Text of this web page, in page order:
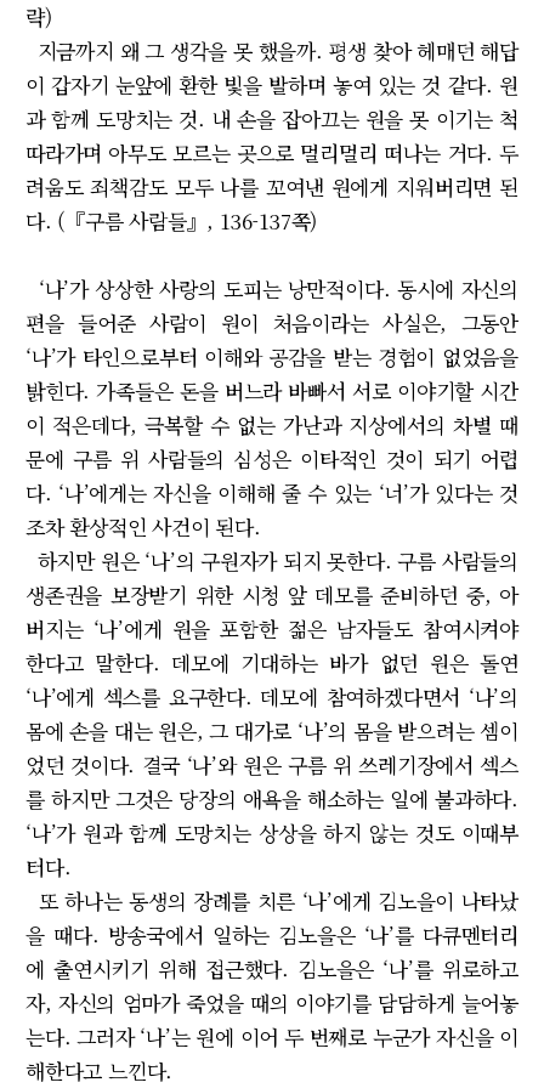
략)
지금까지 왜 그 생각을 못 했을까. 평생 찾아 헤매던 해답
이 갑자기 눈앞에 환한 빛을 발하며 놓여 있는 것 같다. 원
과 함께 도망치는 것. 내 손을 잡아끄는 원을 못 이기는 척
따라가며 아무도 모르는 곳으로 멀리멀리 떠나는 거다. 두
려움도 죄책감도 모두 나를 꼬여낸 원에게 지워버리면 된
다. (『구름 사람들』, 136-137쪽)
‘나’가 상상한 사랑의 도피는 낭만적이다. 동시에 자신의
편을 들어준 사람이 원이 처음이라는 사실은, 그동안
‘나’가 타인으로부터 이해와 공감을 받는 경험이 없었음을
밝힌다. 가족들은 돈을 버느라 바빠서 서로 이야기할 시간
이 적은데다, 극복할 수 없는 가난과 지상에서의 차별 때
문에 구름 위 사람들의 심성은 이타적인 것이 되기 어렵
다. ‘나’에게는 자신을 이해해 줄 수 있는 ‘너’가 있다는 것
조차 환상적인 사건이 된다.
하지만 원은 ‘나’의 구원자가 되지 못한다. 구름 사람들의
생존권을 보장받기 위한 시청 앞 데모를 준비하던 중, 아
버지는 ‘나’에게 원을 포함한 젊은 남자들도 참여시켜야
한다고 말한다. 데모에 기대하는 바가 없던 원은 돌연
‘나’에게 섹스를 요구한다. 데모에 참여하겠다면서 ‘나’의
몸에 손을 대는 원은, 그 대가로 ‘나’의 몸을 받으려는 셈이
었던 것이다. 결국 ‘나’와 원은 구름 위 쓰레기장에서 섹스
를 하지만 그것은 당장의 애욕을 해소하는 일에 불과하다.
‘나’가 원과 함께 도망치는 상상을 하지 않는 것도 이때부
터다.
또 하나는 동생의 장례를 치른 ‘나’에게 김노을이 나타났
을 때다. 방송국에서 일하는 김노을은 ‘나’를 다큐멘터리
에 출연시키기 위해 접근했다. 김노을은 ‘나’를 위로하고
자, 자신의 엄마가 죽었을 때의 이야기를 담담하게 늘어놓
는다. 그러자 ‘나’는 원에 이어 두 번째로 누군가 자신을 이
해한다고 느낀다.